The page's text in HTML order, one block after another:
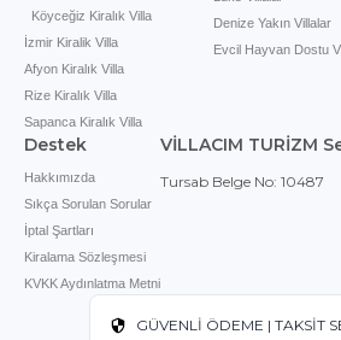
Köyceğiz Kiralık Villa
İzmir Kiralik Villa
Afyon Kiralık Villa
Rize Kiralık Villa
Sapanca Kiralık Villa
Denize Yakın Villalar
Evcil Hayvan Dostu
Destek
Hakkımızda
Sıkça Sorulan Sorular
İptal Şartları
Kiralama Sözleşmesi
KVKK Aydınlatma Metni
VİLLACIM TURİZM
Tursab Belge No: 10487
GÜVENLİ ÖDEME | TAKSİT